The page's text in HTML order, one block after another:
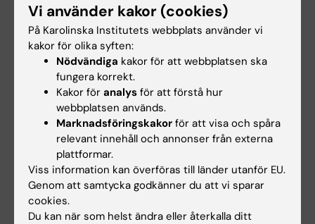
Gerodonti, 3 hp
Föreläsningar, seminarier och auskultation.
Undervisning av omsorgspersonal.
Examination
Professionell utveckling och
interprofessionell samverkan, 5 hp
Examination: Skriftlig inlämningsuppgift samt
muntliga redovisningar.
Obligatorier: Grupparbete och seminarier.
Vi använder kakor (cookies)
På Karolinska Institutets webbplats använder vi
kakor för olika syften:
Nödvändiga kakor för att webbplatsen ska
fungera korrekt.
Kakor för analys för att förstå hur
webbplatsen används.
Marknadsföringskakor för att visa och spåra
relevant innehåll och annonser från externa
plattformar.
Viss information kan överföras till länder utanför EU.
Genom att samtycka godkänner du att vi sparar
cookies.
Du kan när som helst ändra eller återkalla ditt